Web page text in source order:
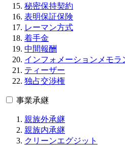
秘密保持契約
表明保証保険
レーマン方式
着手金
中間報酬
インフォメーションメモラ
ティーザー
独占交渉権
事業承継
親族外承継
親族内承継
クリーンエグジット